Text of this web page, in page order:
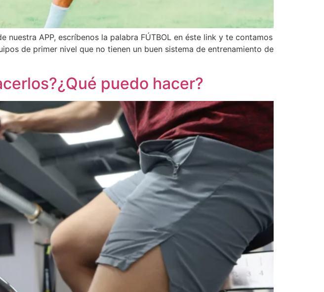
APP, escríbenos la palabra FÚTBOL en éste link y te contamos
de primer nivel que no tienen un buen sistema de entrenamiento de
puedo hacer?